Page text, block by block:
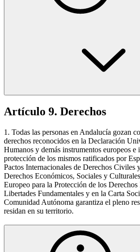
Artículo 9. Derechos
1. Todas las personas en Andalucía gozan
derechos reconocidos en la Declaración
Humanos y demás instrumentos europeos e
protección de los mismos ratificados por
Pactos Internacionales de Derechos Civiles
Derechos Económicos, Sociales y
Europeo para la Protección de los
Libertades Fundamentales y en la Carta
Comunidad Autónoma garantiza el pleno
residan en su territorio.